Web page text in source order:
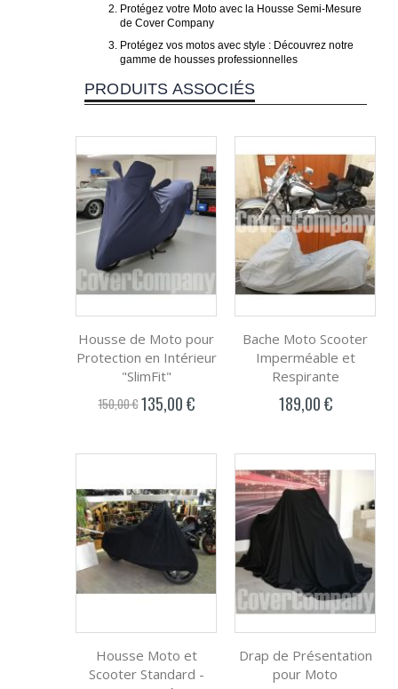
Protégez votre Moto avec la Housse Semi-Mesure
de Cover Company
Protégez vos motos avec style : Découvrez notre
gamme de housses professionnelles
PRODUITS ASSOCIÉS
Housse de Moto pour
Protection en Intérieur
"SlimFit"
150,00 € Prix
spécial
135,00 €
Bache Moto Scooter
Imperméable et
Respirante
189,00 €
Housse Moto et
Scooter Standard -
Drap de Présentation
pour Moto